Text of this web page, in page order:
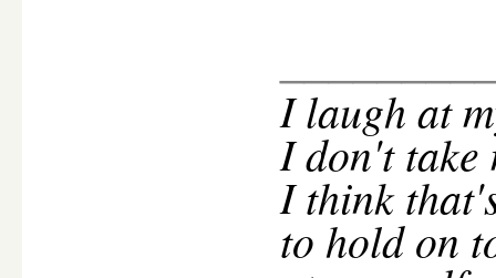
Ilaugh at
I don't take
I think
to hold on